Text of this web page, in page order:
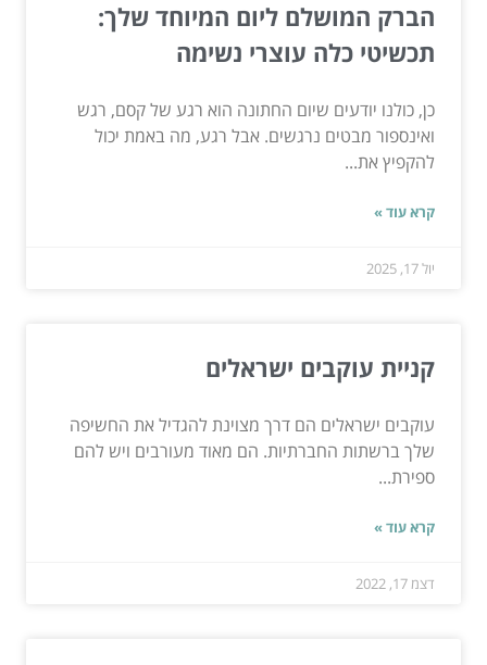
הברק המושלם ליום המיוחד שלך:
תכשיטי כלה עוצרי נשימה
כן, כולנו יודעים שיום החתונה הוא רגע של קסם, רגש
ואינספור מבטים נרגשים. אבל רגע, מה באמת יכול
להקפיץ את...
קרא עוד »
יול 17, 2025
קניית עוקבים ישראלים
עוקבים ישראלים הם דרך מצוינת להגדיל את החשיפה
שלך ברשתות החברתיות. הם מאוד מעורבים ויש להם
ספירת...
קרא עוד »
דצמ 17, 2022